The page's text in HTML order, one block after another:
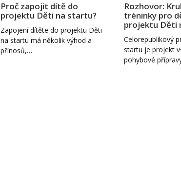
Proč zapojit dítě do
projektu Děti na startu?
Zapojení dítěte do projektu Děti
na startu má několik výhod a
přínosů,…
Rozhovor:
tréninky pro
projektu Děti
Celorepublikový
startu je projekt
pohybové